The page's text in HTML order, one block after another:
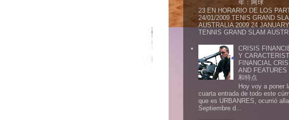
年：网球
23 EN HORARIO DE LOS
24/01/2009 TENIS GRAND
AUSTRALIA 2009 24
TENNIS GRAND SLAM
CRISIS
Y
FINANCIAL
AND
和特点
Hoy voy a poner
cuarta entrada de todo este
que es URBANRES, ocurrió
Septiembre d...